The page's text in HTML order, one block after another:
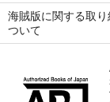
海賊版に関する取り
ついて